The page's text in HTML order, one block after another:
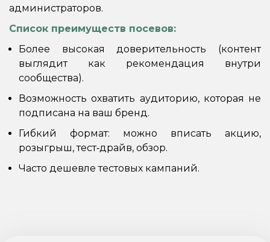
администраторов.
Список преимуществ посевов:
Более высокая доверительность (контент
выглядит как рекомендация внутри
сообщества).
Возможность охватить аудиторию, которая не
подписана на ваш бренд.
Гибкий формат: можно вписать акцию,
розыгрыш, тест‑драйв, обзор.
Часто дешевле тестовых кампаний.